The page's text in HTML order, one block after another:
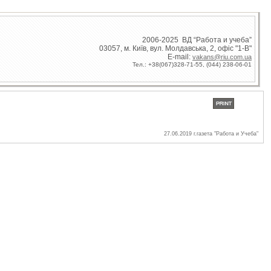
2006-2025 ВД “Работа и учеба”
03057, м. Київ, вул. Молдавська, 2, офіс "1-В"
E-mail: vakans@riu.com.ua
Тел.: +38(067)328-71-55, (044) 238-06-01
27.06.2019 г.газета "Работа и Учеба"